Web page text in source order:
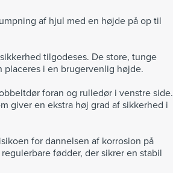
af hjul med en højde på op til
tilgodeses. De store, tunge
i en brugervenlig højde.
foran og rulledør i venstre side.
giver en ekstra høj grad af sikkerhed i
for dannelsen af korrosion på
fødder, der sikrer en stabil